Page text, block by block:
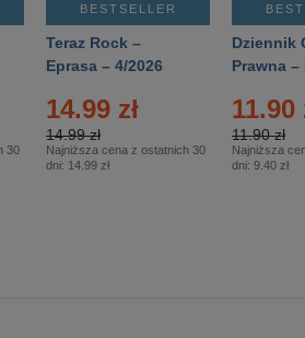
30
BESTSELLER
Teraz Rock –
Eprasa – 4/2026
14.99 zł
14.99 zł
Najniższa cena z ostatnich 30
dni: 14.99 zł
Dziennik
Prawna –
11.90
11.90 zł
Najniższa
dni: 9.40 zł